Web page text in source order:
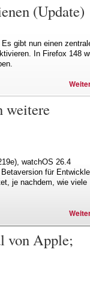
(Update)
gibt nun einen
In Firefox 148
weitere
watchOS 26.4
für
je nachdem, wie viele
von Apple;